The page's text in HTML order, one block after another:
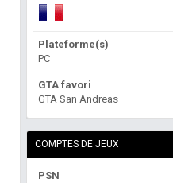
Plateforme(s)
PC
GTA favori
GTA San Andreas
COMPTES DE JEUX
PSN